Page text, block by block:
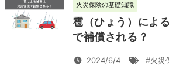
火災保険の基礎知識
雹（ひょう）によ
で補償される？
2024/6/4 #火災